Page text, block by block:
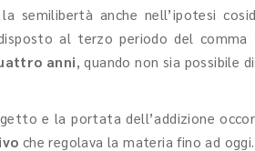
la semilibertà anche nell’ipotesi
al terzo periodo del
anni, quando non sia possibile
e la portata dell’addizione
che regolava la materia fino ad oggi.